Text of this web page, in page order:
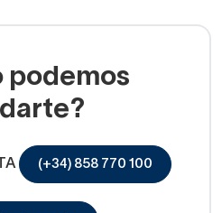
podemos
(+34) 858 770 100